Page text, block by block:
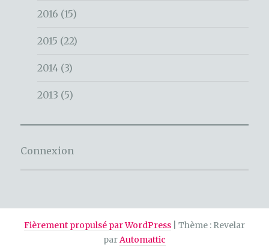
2016 (15)
2015 (22)
2014 (3)
2013 (5)
Connexion
Fièrement propulsé par WordPress
Thème : Revelar
parAutomattic